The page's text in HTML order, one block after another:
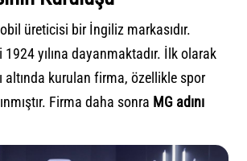
üreticisi bir İngiliz markasıdır.
1924 yılına dayanmaktadır. İlk olarak
altında kurulan firma, özellikle spor
Firma daha sonra MG adını